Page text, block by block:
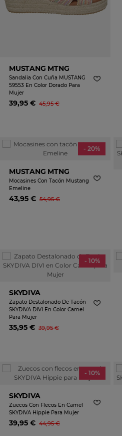
MUSTANG MTNG
Sandalia Con Cuña MUSTANG
59553 En Color Dorado Para
Mujer
39,95 € 45,95 €
- 20%
MUSTANG MTNG
Mocasines Con Tacón Mustang
Emeline
43,95 € 54,95 €
- 10%
SKYDIVA
Zapato Destalonado De Tacón
SKYDIVA DIVI En Color Camel
Para Mujer
35,95 € 39,95 €
- 10%
SKYDIVA
Zuecos Con Flecos En Camel
SKYDIVA Hippie Para Mujer
39,95 € 44,95 €